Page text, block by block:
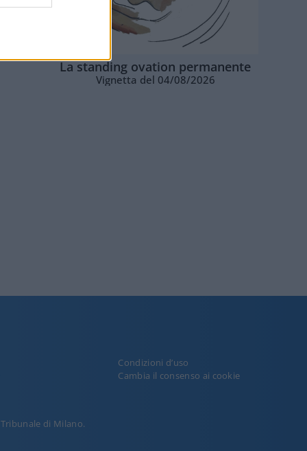
La standing ovation permanente
Vignetta del 04/08/2026
Condizioni d’uso
Cambia il consenso ai cookie
di Milano.